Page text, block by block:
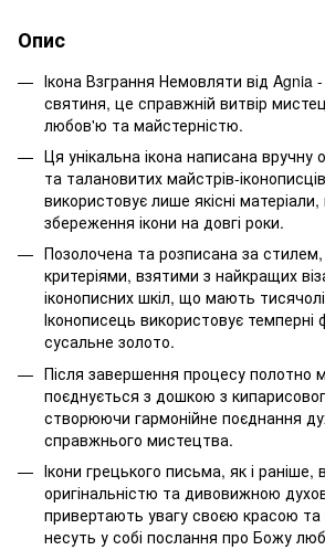
Опис
Ікона Взграння Немовляти від Agnia
святиня, це справжній витвір
любов'ю та майстерністю.
Ця унікальна ікона написана вручну
та талановитих майстрів-іконописців
використовує лише якісні
збереження ікони на довгі роки.
Позолочена та розписана за
критеріями, взятими з найкращих
іконописних шкіл, що мають
Іконописець використовує темперні
сусальне золото.
Після завершення процесу полотно
поєднується з дошкою з
створюючи гармонійне поєднання
справжнього мистецтва.
Ікони грецького письма, як і
оригінальністю та дивовижною
привертають увагу своєю красою
несуть у собі послання про Божу